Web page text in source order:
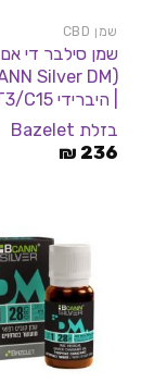
שמן CBD
שמן סילבר די אם
| היברידי T3/C15
בזלת Bazelet
236
₪